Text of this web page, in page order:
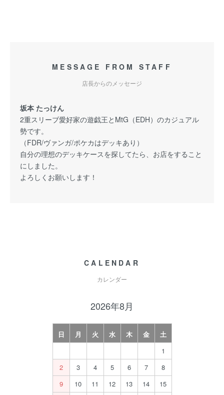
MESSAGE FROM STAFF
店長からのメッセージ
坂本 たっけん
2重スリーブ愛好家の遊戯王とMtG（EDH）のカジュアル
勢です。
（FDR/ヴァンガ/ポケカはデッキあり）
自分の理想のデッキケースを探してたら、お店をすること
にしました。
よろしくお願いします！
CALENDAR
カレンダー
2026年8月
日 月 火 水 木 金
土
1
2
3 4 5 6 7
8
9
10 11 12 13 14
15